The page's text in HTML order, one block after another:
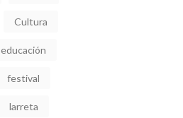
Cultura
educación
festival
larreta